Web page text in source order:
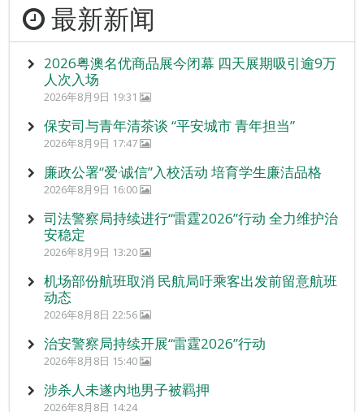
最新新闻
2026粤澳名优商品展今闭幕 四天展期吸引逾9万
人次入场
2026年8月9日 19:31
保安司与青年清茶谈 “平安城市 青年担当”
2026年8月9日 17:47
廉政公署“爱‧诚信”入校活动 培育学生廉洁品格
2026年8月9日 16:00
司法警察局持续进行“雷霆2026”行动 全力维护治
安稳定
2026年8月9日 13:20
机场部份航班取消 民航局吁乘客出发前留意航班
动态
2026年8月8日 22:56
治安警察局持续开展“雷霆2026”行动
2026年8月8日 15:40
涉杀人未遂内地男子被羁押
2026年8月8日 14:24